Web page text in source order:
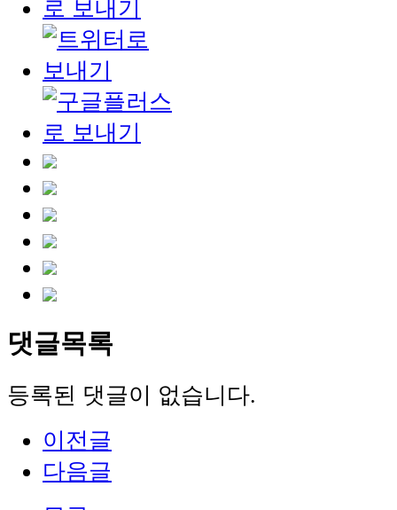
댓글목록
등록된 댓글이 없습니다.
이전글
다음글